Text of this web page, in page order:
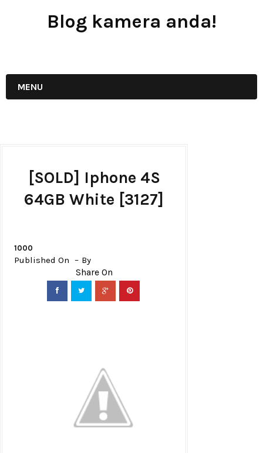
Blog kamera anda!
MENU
[SOLD] Iphone 4S
64GB White [3127]
1000
Published On By